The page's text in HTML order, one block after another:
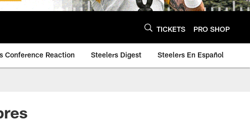
TICKETS PRO SHOP
Conference Reaction Steelers Digest Steelers En Español